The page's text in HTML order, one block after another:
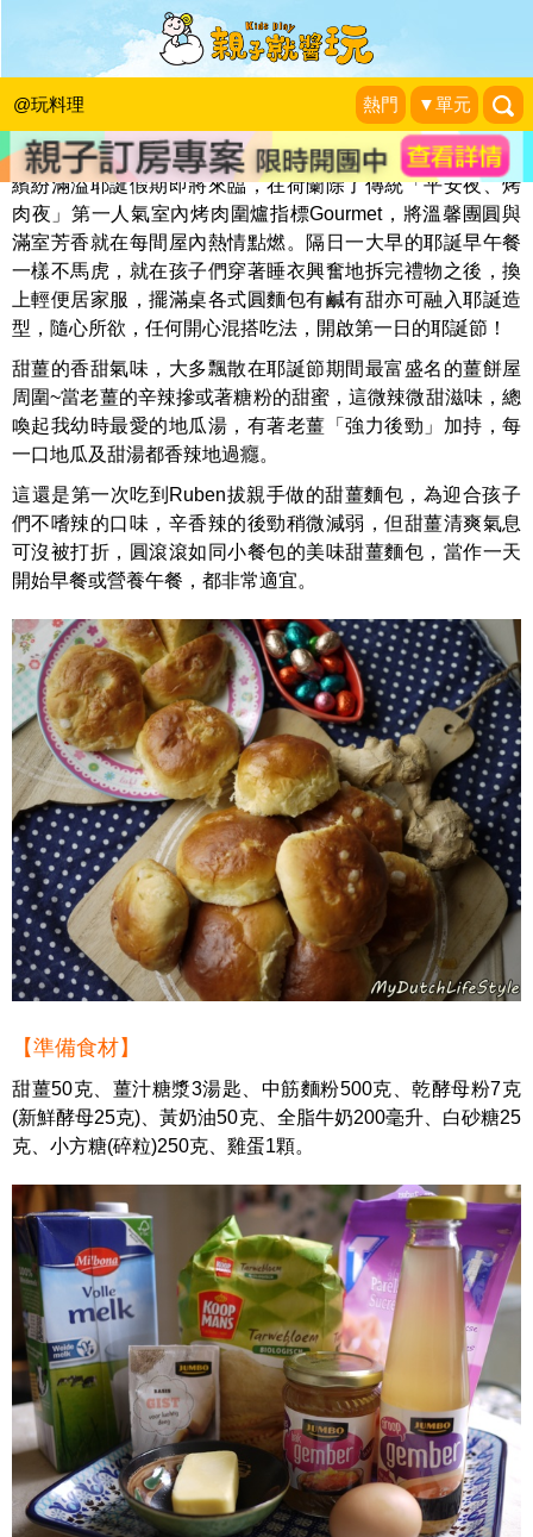
@玩料理 熱門 ▼單元
充滿耶誕香氣的早餐～甜薑麵包
瘋荷日曆 My Dutch LifeStyle
繽紛滿溢耶誕假期即將來臨，在荷蘭除了傳統「平安夜、烤
肉夜」第一人氣室內烤肉圍爐指標Gourmet，將溫馨團圓與
滿室芳香就在每間屋內熱情點燃。隔日一大早的耶誕早午餐
一樣不馬虎，就在孩子們穿著睡衣興奮地拆完禮物之後，換
上輕便居家服，擺滿桌各式圓麵包有鹹有甜亦可融入耶誕造
型，隨心所欲，任何開心混搭吃法，開啟第一日的耶誕節！
甜薑的香甜氣味，大多飄散在耶誕節期間最富盛名的薑餅屋
周圍~當老薑的辛辣摻或著糖粉的甜蜜，這微辣微甜滋味，總
喚起我幼時最愛的地瓜湯，有著老薑「強力後勁」加持，每
一口地瓜及甜湯都香辣地過癮。
這還是第一次吃到Ruben拔親手做的甜薑麵包，為迎合孩子
們不嗜辣的口味，辛香辣的後勁稍微減弱，但甜薑清爽氣息
可沒被打折，圓滾滾如同小餐包的美味甜薑麵包，當作一天
開始早餐或營養午餐，都非常適宜。
【準備食材】
甜薑50克、薑汁糖漿3湯匙、中筋麵粉500克、乾酵母粉7克
(新鮮酵母25克)、黃奶油50克、全脂牛奶200毫升、白砂糖25
克、小方糖(碎粒)250克、雞蛋1顆。